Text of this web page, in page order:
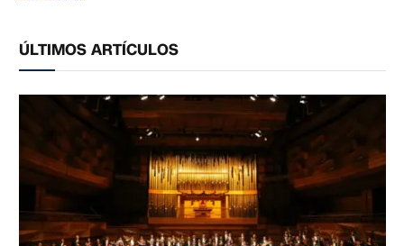
ÚLTIMOS ARTÍCULOS